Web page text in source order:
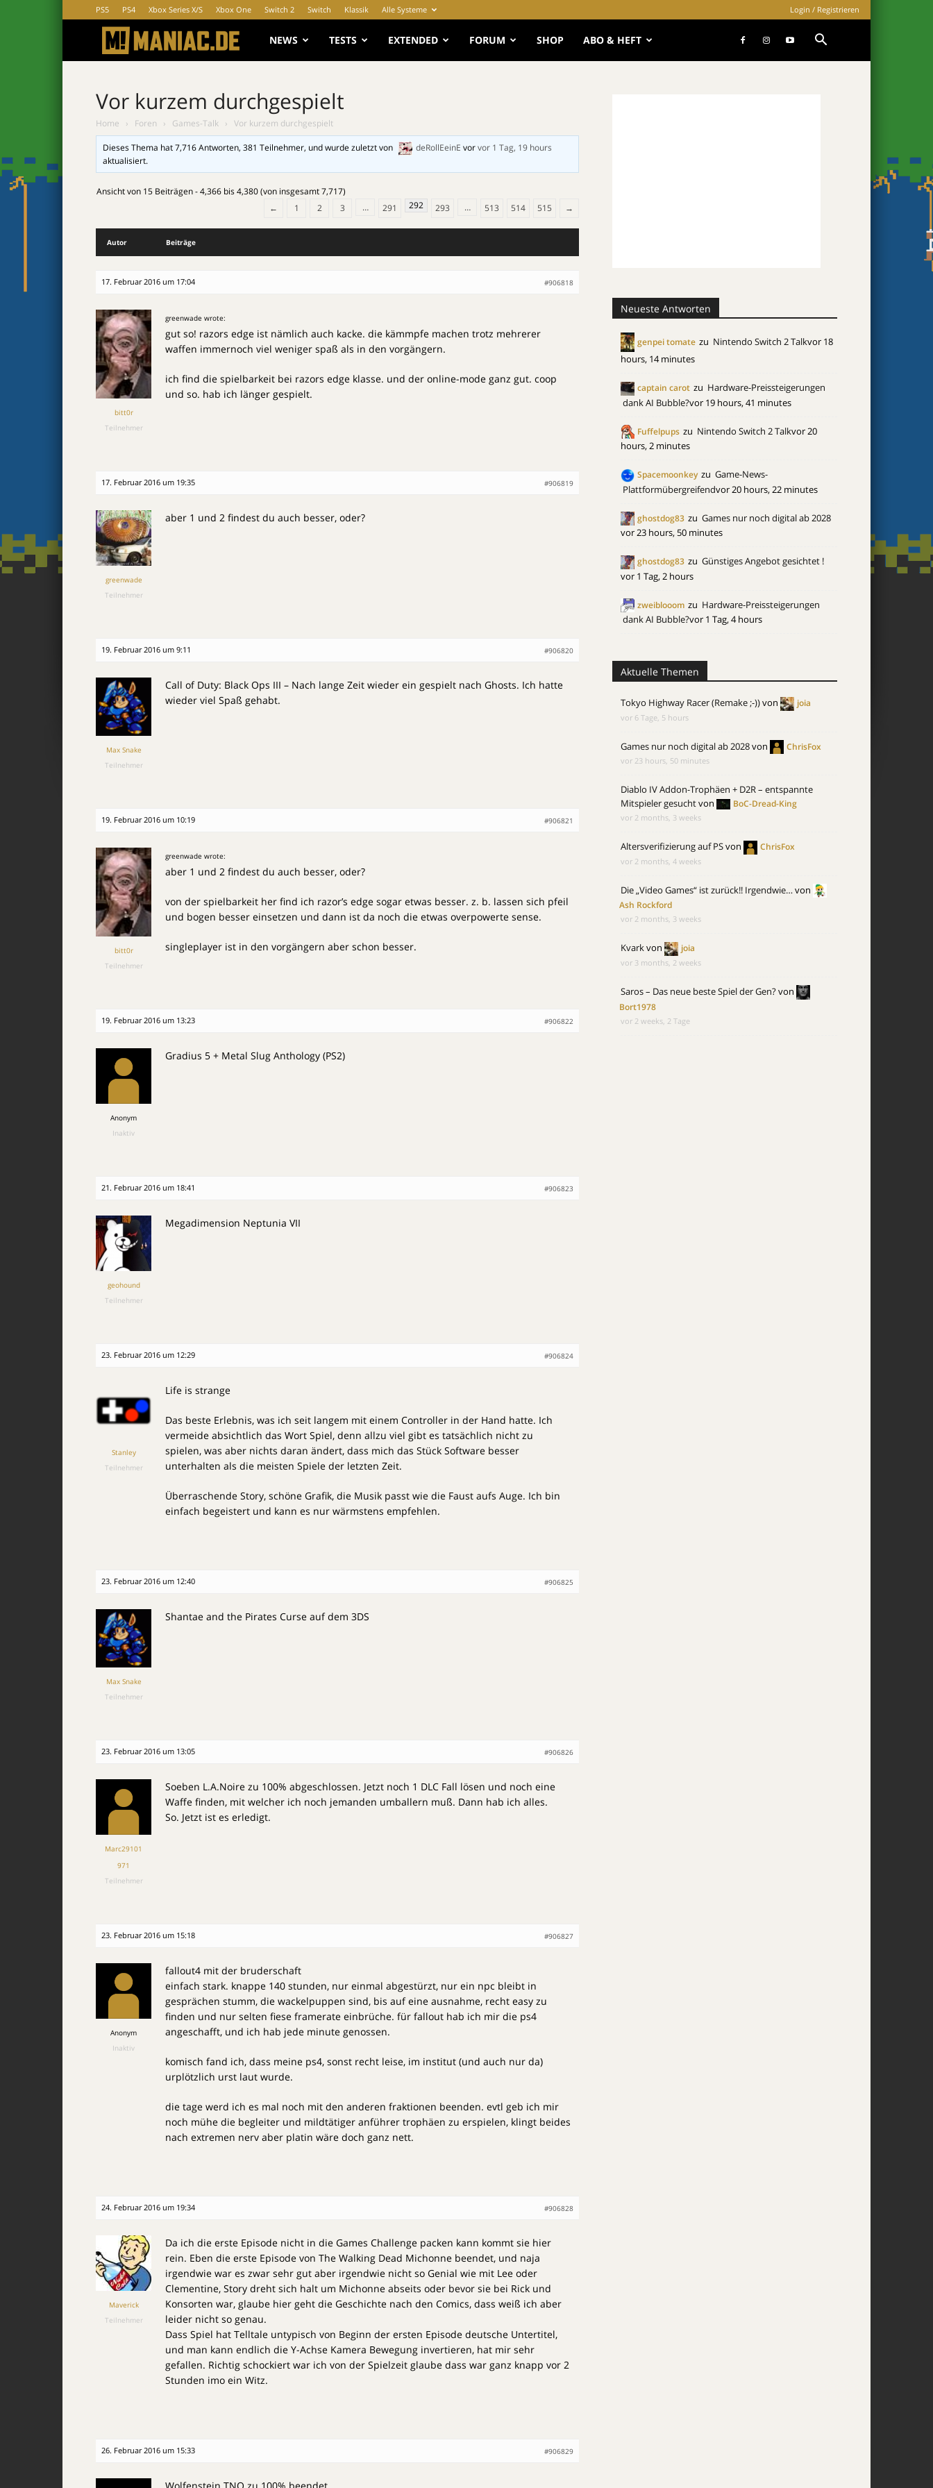
PS5 PS4 Xbox Series X/S Xbox One Switch 2 Switch Klassik Alle Systeme Login / Registrieren
MANIAC.de
NEWS TESTS EXTENDED FORUM SHOP ABO & HEFT
Vor kurzem durchgespielt
Home › Foren › Games-Talk › Vor kurzem durchgespielt
Dieses Thema hat 7,716 Antworten, 381 Teilnehmer, und wurde zuletzt von deRollEeinE vorvor 1 Tag, 19 hours
aktualisiert.
Ansicht von 15 Beiträgen - 4,366 bis 4,380 (von insgesamt 7,717)
←
1 2 3 … 291 292 293 … 513 514 515 →
Autor Beiträge
17. Februar 2016 um 17:04 #906818
bitt0r
Teilnehmer
greenwade wrote:
gut so! razors edge ist nämlich auch kacke. die kämmpfe machen trotz mehrerer
waffen immernoch viel weniger spaß als in den vorgängern.
ich find die spielbarkeit bei razors edge klasse. und der online-mode ganz gut. coop
und so. hab ich länger gespielt.
17. Februar 2016 um 19:35 #906819
greenwade
Teilnehmer
aber 1 und 2 findest du auch besser, oder?
19. Februar 2016 um 9:11 #906820
Max Snake
Teilnehmer
Call of Duty: Black Ops III – Nach lange Zeit wieder ein gespielt nach Ghosts. Ich hatte
wieder viel Spaß gehabt.
19. Februar 2016 um 10:19 #906821
bitt0r
Teilnehmer
greenwade wrote:
aber 1 und 2 findest du auch besser, oder?
von der spielbarkeit her find ich razor’s edge sogar etwas besser. z. b. lassen sich pfeil
und bogen besser einsetzen und dann ist da noch die etwas overpowerte sense.
singleplayer ist in den vorgängern aber schon besser.
19. Februar 2016 um 13:23 #906822
Anonym
Inaktiv
Gradius 5 + Metal Slug Anthology (PS2)
21. Februar 2016 um 18:41 #906823
geohound
Teilnehmer
Megadimension Neptunia VII
23. Februar 2016 um 12:29 #906824
Stanley
Teilnehmer
Life is strange
Das beste Erlebnis, was ich seit langem mit einem Controller in der Hand hatte. Ich
vermeide absichtlich das Wort Spiel, denn allzu viel gibt es tatsächlich nicht zu
spielen, was aber nichts daran ändert, dass mich das Stück Software besser
unterhalten als die meisten Spiele der letzten Zeit.
Überraschende Story, schöne Grafik, die Musik passt wie die Faust aufs Auge. Ich bin
einfach begeistert und kann es nur wärmstens empfehlen.
23. Februar 2016 um 12:40 #906825
Max Snake
Teilnehmer
Shantae and the Pirates Curse auf dem 3DS
23. Februar 2016 um 13:05 #906826
Marc29101
971
Teilnehmer
Soeben L.A.Noire zu 100% abgeschlossen. Jetzt noch 1 DLC Fall lösen und noch eine
Waffe finden, mit welcher ich noch jemanden umballern muß. Dann hab ich alles.
So. Jetzt ist es erledigt.
23. Februar 2016 um 15:18 #906827
Anonym
Inaktiv
fallout4 mit der bruderschaft
einfach stark. knappe 140 stunden, nur einmal abgestürzt, nur ein npc bleibt in
gesprächen stumm, die wackelpuppen sind, bis auf eine ausnahme, recht easy zu
finden und nur selten fiese framerate einbrüche. für fallout hab ich mir die ps4
angeschafft, und ich hab jede minute genossen.
komisch fand ich, dass meine ps4, sonst recht leise, im institut (und auch nur da)
urplötzlich urst laut wurde.
die tage werd ich es mal noch mit den anderen fraktionen beenden. evtl geb ich mir
noch mühe die begleiter und mildtätiger anführer trophäen zu erspielen, klingt beides
nach extremen nerv aber platin wäre doch ganz nett.
24. Februar 2016 um 19:34 #906828
Maverick
Teilnehmer
Da ich die erste Episode nicht in die Games Challenge packen kann kommt sie hier
rein. Eben die erste Episode von The Walking Dead Michonne beendet, und naja
irgendwie war es zwar sehr gut aber irgendwie nicht so Genial wie mit Lee oder
Clementine, Story dreht sich halt um Michonne abseits oder bevor sie bei Rick und
Konsorten war, glaube hier geht die Geschichte nach den Comics, dass weiß ich aber
leider nicht so genau.
Dass Spiel hat Telltale untypisch von Beginn der ersten Episode deutsche Untertitel,
und man kann endlich die Y-Achse Kamera Bewegung invertieren, hat mir sehr
gefallen. Richtig schockiert war ich von der Spielzeit glaube dass war ganz knapp vor 2
Stunden imo ein Witz.
26. Februar 2016 um 15:33 #906829
Wolfenstein TNO zu 100% beendet.
Neueste Antworten
genpei tomate zu Nintendo Switch 2 Talkvor 18
hours, 14 minutes
captain carot zu Hardware-Preissteigerungen
dank AI Bubble?vor 19 hours, 41 minutes
Fuffelpups zu Nintendo Switch 2 Talkvor 20
hours, 2 minutes
Spacemoonkey zu Game-News-
Plattformübergreifendvor 20 hours, 22 minutes
ghostdog83 zu Games nur noch digital ab 2028
vor 23 hours, 50 minutes
ghostdog83 zu Günstiges Angebot gesichtet !
vor 1 Tag, 2 hours
zweiblooom zu Hardware-Preissteigerungen
dank AI Bubble?vor 1 Tag, 4 hours
Aktuelle Themen
Tokyo Highway Racer (Remake ;-))von joia
vor 6 Tage, 5 hours
Games nur noch digital ab 2028von ChrisFox
vor 23 hours, 50 minutes
Diablo IV Addon-Trophäen + D2R – entspannte
Mitspieler gesuchtvon BoC-Dread-King
vor 2 months, 3 weeks
Altersverifizierung auf PSvon ChrisFox
vor 2 months, 4 weeks
Die „Video Games“ ist zurück!! Irgendwie…von
Ash Rockford
vor 2 months, 3 weeks
Kvarkvon joia
vor 3 months, 2 weeks
Saros – Das neue beste Spiel der Gen?von
Bort1978
vor 2 weeks, 2 Tage